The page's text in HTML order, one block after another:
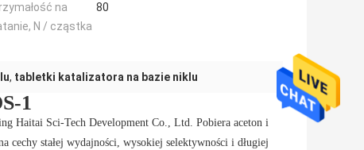
na
N / cząstka
80
, tabletki katalizatora na bazie niklu
1
Haitai Sci-Tech Development Co., Ltd. Pobiera aceton i
cechy stałej wydajności, wysokiej selektywności i długiej